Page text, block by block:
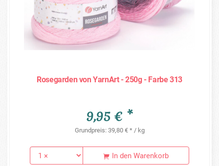
Rosegarden von YarnArt - 250g - Farbe 313
9,95 € *
Grundpreis: 39,80 € * / kg
In den Warenkorb